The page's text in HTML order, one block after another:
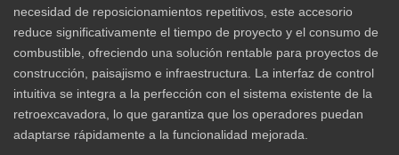
necesidad de reposicionamientos repetitivos, este accesorio
reduce significativamente el tiempo de proyecto y el consumo de
combustible, ofreciendo una solución rentable para proyectos de
construcción, paisajismo e infraestructura. La interfaz de control
intuitiva se integra a la perfección con el sistema existente de la
retroexcavadora, lo que garantiza que los operadores puedan
adaptarse rápidamente a la funcionalidad mejorada.